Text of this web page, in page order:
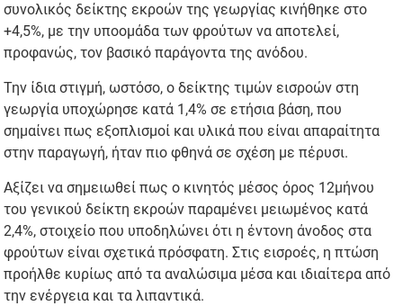
συνολικός δείκτης εκροών της γεωργίας κινήθηκε στο
+4,5%, με την υποομάδα των φρούτων να αποτελεί,
προφανώς, τον βασικό παράγοντα της ανόδου.
Την ίδια στιγμή, ωστόσο, ο δείκτης τιμών εισροών στη
γεωργία υποχώρησε κατά 1,4% σε ετήσια βάση, που
σημαίνει πως εξοπλισμοί και υλικά που είναι απαραίτητα
στην παραγωγή, ήταν πιο φθηνά σε σχέση με πέρυσι.
Αξίζει να σημειωθεί πως ο κινητός μέσος όρος 12μήνου
του γενικού δείκτη εκροών παραμένει μειωμένος κατά
2,4%, στοιχείο που υποδηλώνει ότι η έντονη άνοδος στα
φρούτων είναι σχετικά πρόσφατη. Στις εισροές, η πτώση
προήλθε κυρίως από τα αναλώσιμα μέσα και ιδιαίτερα από
την ενέργεια και τα λιπαντικά.